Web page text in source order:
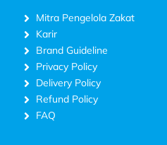
Mitra Pengelola Zakat
Karir
Brand Guideline
Privacy Policy
Delivery Policy
Refund Policy
FAQ